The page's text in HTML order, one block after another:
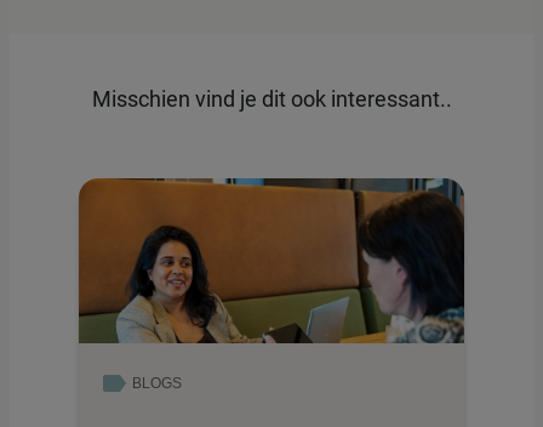
Misschien vind je dit ook interessant..
BLOGS